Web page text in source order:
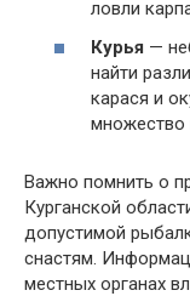
ловли
Курья —
найти
карася и
множество
Важно помнить о
Курганской
допустимой
снастям.
местных органах